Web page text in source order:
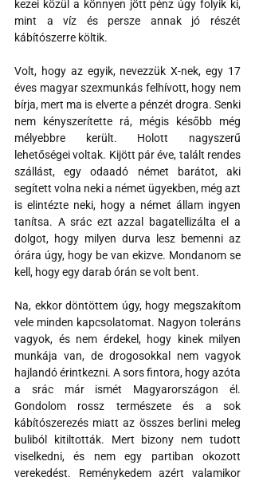
kezei közül a könnyen jött pénz úgy folyik ki,
mint a víz és persze annak jó részét
kábítószerre költik.
Volt, hogy az egyik, nevezzük X-nek, egy 17
éves magyar szexmunkás felhívott, hogy nem
bírja, mert ma is elverte a pénzét drogra. Senki
nem kényszerítette rá, mégis később még
mélyebbre került. Holott nagyszerű
lehetőségei voltak. Kijött pár éve, talált rendes
szállást, egy odaadó német barátot, aki
segített volna neki a német ügyekben, még azt
is elintézte neki, hogy a német állam ingyen
tanítsa. A srác ezt azzal bagatellizálta el a
dolgot, hogy milyen durva lesz bemenni az
órára úgy, hogy be van ekizve. Mondanom se
kell, hogy egy darab órán se volt bent.
Na, ekkor döntöttem úgy, hogy megszakítom
vele minden kapcsolatomat. Nagyon toleráns
vagyok, és nem érdekel, hogy kinek milyen
munkája van, de drogosokkal nem vagyok
hajlandó érintkezni. A sors fintora, hogy azóta
a srác már ismét Magyarországon él.
Gondolom rossz természete és a sok
kábítószerezés miatt az összes berlini meleg
buliból kitiltották. Mert bizony nem tudott
viselkedni, és nem egy partiban okozott
verekedést. Reménykedem azért valamikor